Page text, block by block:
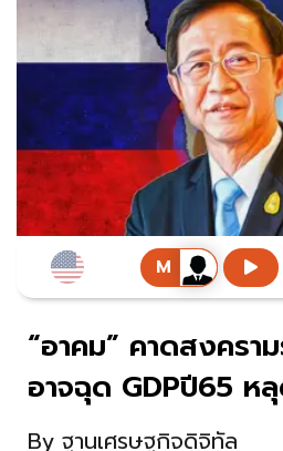
“อาคม” คาดสงครา
อาจฉุด GDPปี65 ห
By ฐานเศรษฐกิจดิจิทัล